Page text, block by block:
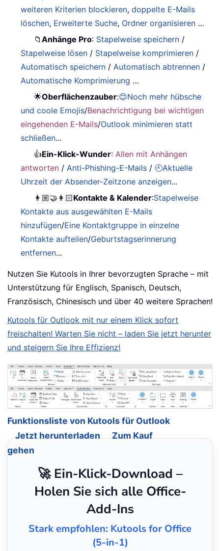
weiteren Kriterien blockieren,doppelte E-Mails
löschen, Erweiterte Suche, Ordner organisieren …
📁Anhänge Pro: Stapelweise speichern /
Stapelweise lösen / Stapelweise komprimieren /
Automatisch speichern /Automatisch abtrennen /
Automatische Komprimierung …
🌟Oberflächenzauber:😊Noch mehr hübsche
und coole Emojis/Benachrichtigung bei wichtigen
eingehenden E-Mails/Outlook minimieren statt
schließen...
👍Ein-Klick-Wunder:Allen mit Anhängen
antworten /Anti-Phishing-E-Mails / 🕘Aktuelle
Uhrzeit der Absender-Zeitzone anzeigen...
👩🏼‍🤝‍👩🏻Kontakte & Kalender:Stapelweise
Kontakte aus ausgewählten E-Mails
hinzufügen/Eine Kontaktgruppe in einzelne
Kontakte aufteilen/Geburtstagserinnerung
entfernen...
Nutzen Sie Kutools in Ihrer bevorzugten Sprache – mit
Unterstützung für Englisch, Spanisch, Deutsch,
Französisch, Chinesisch und über 40 weitere Sprachen!
Kutools für Outlook mit nur einem Klick sofort
freischalten! Warten Sie nicht – laden Sie jetzt herunter
und steigern Sie Ihre Effizienz!
Funktionsliste von Kutools für Outlook
Jetzt herunterladen
Zum Kauf
gehen
🚀 Ein-Klick-Download –
Holen Sie sich alle Office-
Add-Ins
Stark empfohlen: Kutools for Office
(5-in-1)